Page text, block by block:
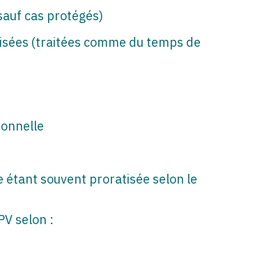
cas protégés)
(traitées comme du temps de
souvent proratisée selon le
selon :